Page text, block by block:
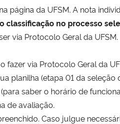
página da UFSM. A nota
classificação no processo
via Protocolo Geral da UFSM.
fazer via Protocolo Geral da
planilha (etapa 01 da
saber o horário de
de avaliação.
Caso julgue